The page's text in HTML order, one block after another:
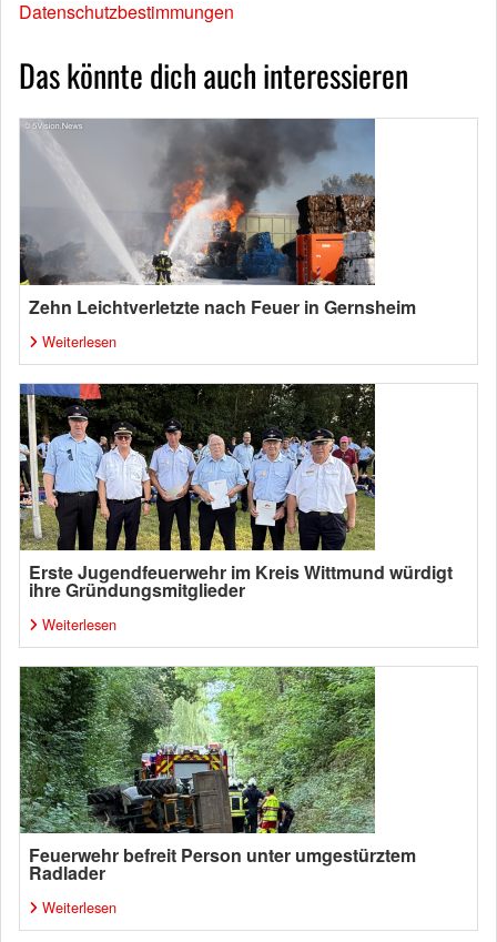
Datenschutzbestimmungen
Das könnte dich auch interessieren
Zehn Leichtverletzte nach Feuer in Gernsheim
Weiterlesen
Erste Jugendfeuerwehr im Kreis Wittmund würdigt
ihre Gründungsmitglieder
Weiterlesen
Feuerwehr befreit Person unter umgestürztem
Radlader
Weiterlesen